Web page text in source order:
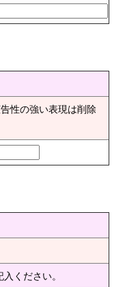
性の強い表現は削除
ください。